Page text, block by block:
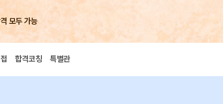
모두 가능
합격코칭 특별관